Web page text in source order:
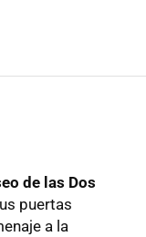
de las Dos
puertas
a la